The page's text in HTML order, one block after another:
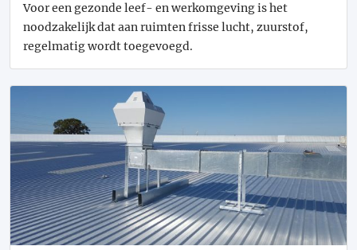
Voor een gezonde leef- en werkomgeving is het
noodzakelijk dat aan ruimten frisse lucht, zuurstof,
regelmatig wordt toegevoegd.